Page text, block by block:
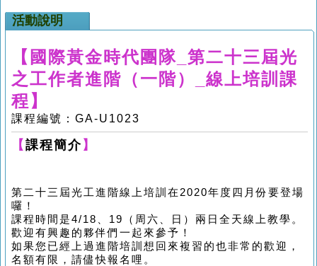
活動說明
【國際黃金時代團隊_第二十三屆光
之工作者進階（一階）_線上培訓課
程】
課程編號：GA-U1023
【 課程簡介 】
第二十三屆光工進階線上培訓在 2020年度四月份要登場
囉！
課程時間是4/18 、19 （ 周六、日 ） 兩日全天線上教學。
歡迎有興趣的夥伴們一起來參予！
如果您已經上過進階培訓想回來複習的也非常的歡迎，
名額有限，請儘快報名哩。